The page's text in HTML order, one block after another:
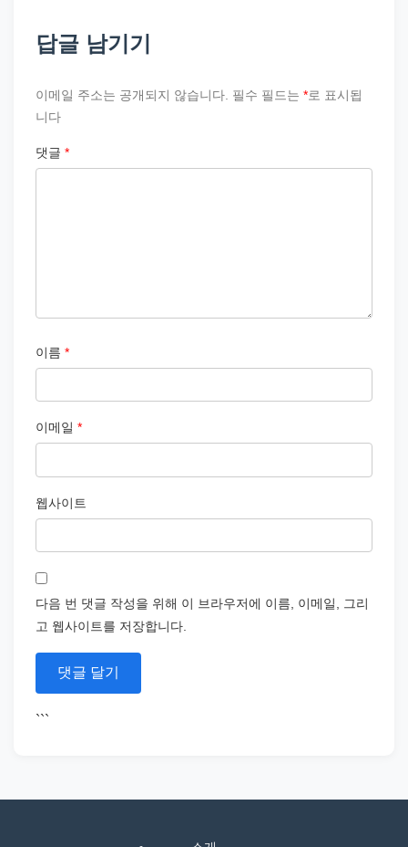
답글 남기기
이메일 주소는 공개되지 않습니다. 필수 필드는 *로 표시됩
니다
댓글 *
이름 *
이메일 *
웹사이트
다음 번 댓글 작성을 위해 이 브라우저에 이름, 이메일, 그리
고 웹사이트를 저장합니다.
```